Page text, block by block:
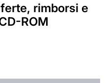
rimborsi e
ROM